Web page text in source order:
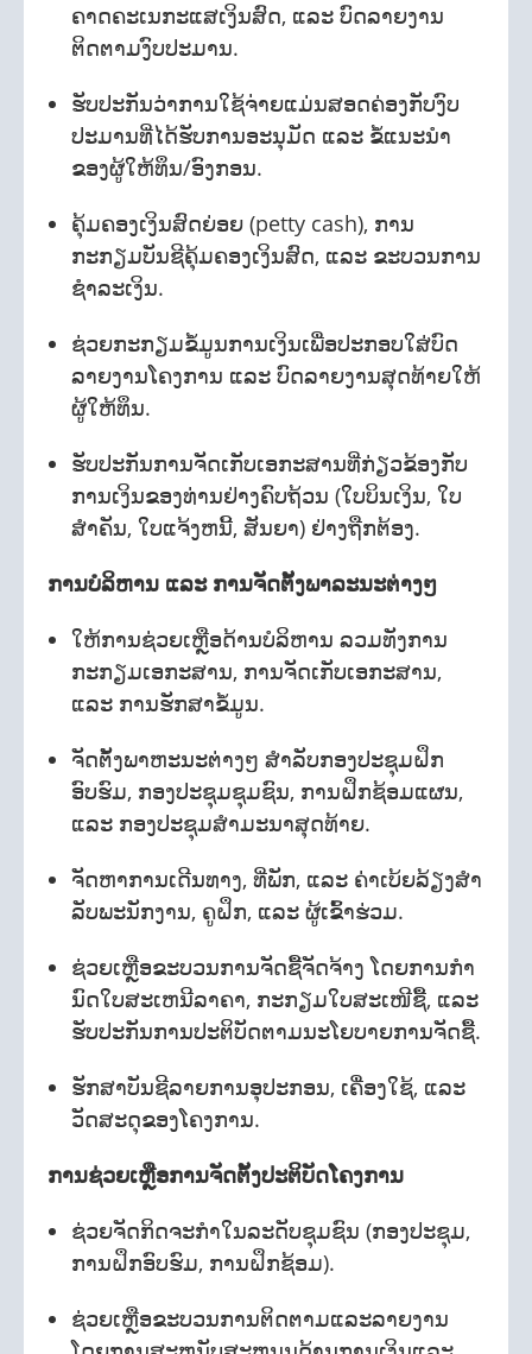
ຄາດຄະເນກະແສເງິນສົດ, ແລະ ບົດລາຍງານ
ຕິດຕາມງົບປະມານ.
ຮັບປະກັນວ່າການໃຊ້ຈ່າຍແມ່ນສອດຄ່ອງກັບງົບ
ປະມານທີ່ໄດ້ຮັບການອະນຸມັດ ແລະ ຂໍ້ແນະນໍາ
ຂອງຜູ້ໃຫ້ທຶນ/ອົງກອນ.
ຄຸ້ມຄອງເງິນສົດຍ່ອຍ (petty cash), ການ
ກະກຽມບັນຊີຄຸ້ມຄອງເງິນສົດ, ແລະ ຂະບວນການ
ຊໍາລະເງິນ.
ຊ່ວຍກະກຽມຂໍ້ມູນການເງິນເພື່ອປະກອບໃສ່ບົດ
ລາຍງານໂຄງການ ແລະ ບົດລາຍງານສຸດທ້າຍໃຫ້
ຜູ້ໃຫ້ທຶນ.
ຮັບປະກັນການຈັດເກັບເອກະສານທີ່ກ່ຽວຂ້ອງກັບ
ການເງິນຂອງທ່ານຢ່າງຄົບຖ້ວນ (ໃບບິນເງິນ, ໃບ
ສໍາຄັນ, ໃບແຈ້ງຫນີ້, ສັນຍາ) ຢ່າງຖືກຕ້ອງ.
ການບໍລິຫານ ແລະ ການຈັດຕັ້ງພາລະນະຕ່າງໆ
ໃຫ້ການຊ່ວຍເຫຼືອດ້ານບໍລິຫານ ລວມທັງການ
ກະກຽມເອກະສານ, ການຈັດເກັບເອກະສານ,
ແລະ ການຮັກສາຂໍ້ມູນ.
ຈັດຕັ້ງພາຫະນະຕ່າງໆ ສໍາລັບກອງປະຊຸມຝຶກ
ອົບຮົມ, ກອງປະຊຸມຊຸມຊົນ, ການຝຶກຊ້ອມແຜນ,
ແລະ ກອງປະຊຸມສໍາມະນາສຸດທ້າຍ.
ຈັດຫາການເດີນທາງ, ທີ່ພັກ, ແລະ ຄ່າເບ້ຍລ້ຽງສໍາ
ລັບພະນັກງານ, ຄູຝຶກ, ແລະ ຜູ້ເຂົ້າຮ່ວມ.
ຊ່ວຍເຫຼືອຂະບວນການຈັດຊື້ຈັດຈ້າງ ໂດຍການກໍາ
ນົດໃບສະເຫນີລາຄາ, ກະກຽມໃບສະເໜີຊື້, ແລະ
ຮັບປະກັນການປະຕິບັດຕາມນະໂຍບາຍການຈັດຊື້.
ຮັກສາບັນຊີລາຍການອຸປະກອນ, ເຄື່ອງໃຊ້, ແລະ
ວັດສະດຸຂອງໂຄງການ.
ການຊ່ວຍເຫຼືອການຈັດຕັ້ງປະຕິບັດໂຄງການ
ຊ່ວຍຈັດກິດຈະກໍາໃນລະດັບຊຸມຊົນ (ກອງປະຊຸມ,
ການຝຶກອົບຮົມ, ການຝຶກຊ້ອມ).
ຊ່ວຍເຫຼືອຂະບວນການຕິດຕາມແລະລາຍງານ